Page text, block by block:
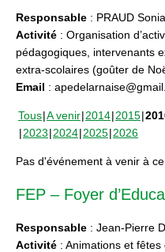
Responsable : PRAUD
Activité : Organisation
pédagogiques, intervenants
extra-scolaires (goûter de
Email :
Tous A venir 2014 2015
2023 2024 2025 2026
Pas d'événement à venir à ce
FEP – Foyer
Responsable : Jean-Pierre
Activité : Animations et